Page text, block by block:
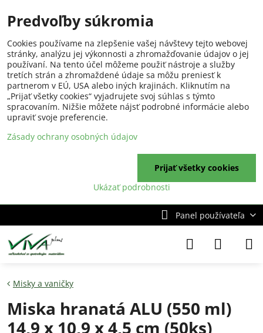
Panel používateľa
Misky a vaničky
Miska hranatá ALU (550 ml)
14,9 x 10,9 x 4,5 cm (50ks)
Predvoľby súkromia
Cookies používame na zlepšenie vašej návštevy tejto webovej
stránky, analýzu jej výkonnosti a zhromažďovanie údajov o jej
používaní. Na tento účel môžeme použiť nástroje a služby
tretích strán a zhromaždené údaje sa môžu preniesť k
partnerom v EÚ, USA alebo iných krajinách. Kliknutím na
„Prijať všetky cookies“ vyjadrujete svoj súhlas s týmto
spracovaním. Nižšie môžete nájsť podrobné informácie alebo
upraviť svoje preferencie.
Zásady ochrany osobných údajov
Ukázať podrobnosti
Prijať všetky cookies